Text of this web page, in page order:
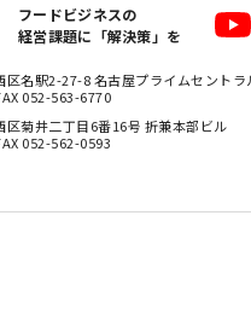
フードビジネスの
経営課題に「解決策」を
区名駅2-27-8 名古屋プライムセントラ
052-563-6770
菊井二丁目6番16号 折兼本部ビル
052-562-0593